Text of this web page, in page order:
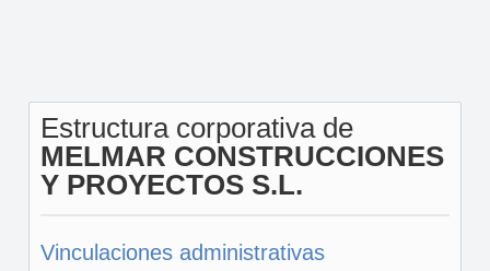
Estructura corporativa de
MELMAR CONSTRUCCIONES
Y PROYECTOS S.L.
Vinculaciones administrativas